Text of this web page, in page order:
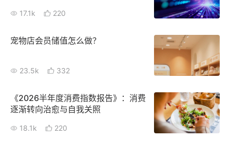
商家社区
合作共进
有赞云
17.1k 220
宠物店会员储值怎么做？
23.5k 332
《2026半年度消费指数报告》：消费
逐渐转向治愈与自我关照
18.1k 220